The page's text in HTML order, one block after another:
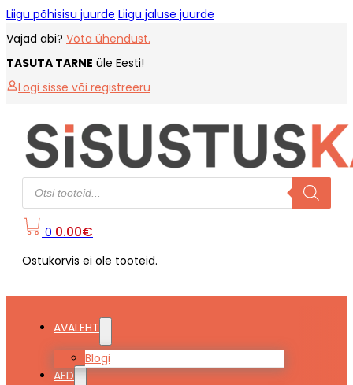
Liigu põhisisu juurde Liigu jaluse juurde
Vajad abi? Võta ühendust.
TASUTA TARNE üle Eesti!
Logi sisse või registreeru
Products
search
0 0.00€
Ostukorvis ei ole tooteid.
AVALEHT
Blogi
AED